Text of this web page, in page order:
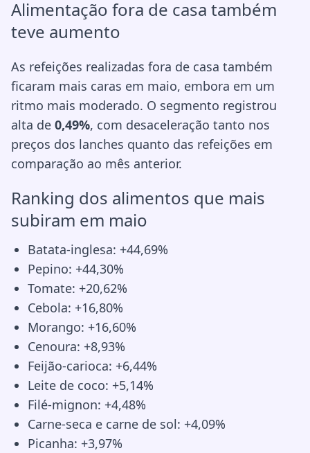
Alimentação fora de casa também
teve aumento
As refeições realizadas fora de casa também
ficaram mais caras em maio, embora em um
ritmo mais moderado. O segmento registrou
alta de 0,49%, com desaceleração tanto nos
preços dos lanches quanto das refeições em
comparação ao mês anterior.
Ranking dos alimentos que mais
subiram em maio
Batata-inglesa: +44,69%
Pepino: +44,30%
Tomate: +20,62%
Cebola: +16,80%
Morango: +16,60%
Cenoura: +8,93%
Feijão-carioca: +6,44%
Leite de coco: +5,14%
Filé-mignon: +4,48%
Carne-seca e carne de sol: +4,09%
Picanha: +3,97%